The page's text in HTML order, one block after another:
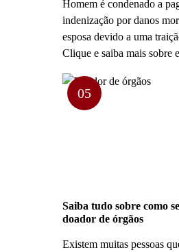
Homem é condenado a
indenização por danos
esposa devido a uma
Clique e saiba mais sobre
05
Saiba tudo sobre como
doador de órgãos
Existem muitas pessoas